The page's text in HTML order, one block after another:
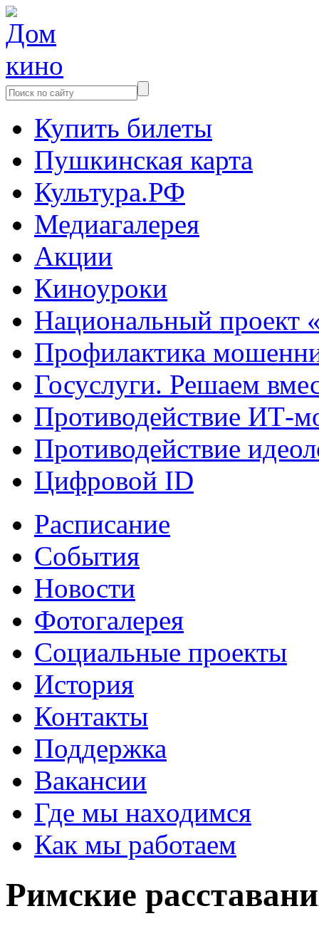
Купить билеты
Пушкинская карта
Культура.РФ
Медиагалерея
Акции
Киноуроки
Национальный проект
Профилактика
Госуслуги. Решаем
Противодействие ИТ-
Противодействие
Цифровой ID
Расписание
События
Новости
Фотогалерея
Социальные проекты
История
Контакты
Поддержка
Вакансии
Где мы находимся
Как мы работаем
Римские